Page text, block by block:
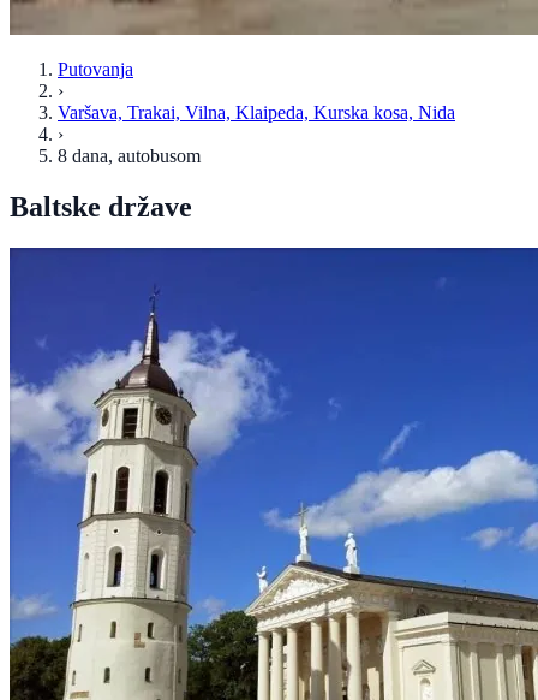
Putovanja
›
Varšava, Trakai, Vilna, Klaipeda, Kurska kosa, Nida
›
8 dana, autobusom
Baltske države